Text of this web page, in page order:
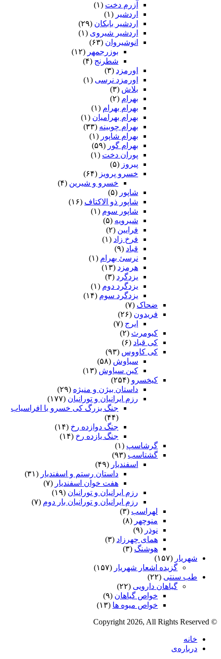
آزرم دخت (۱)
اردشیر (۱)
اردشیر بابکان (۲۹)
اردشیر شیروی (۱)
انوشیروان (۶۳)
بوزرجمهر (۱۲)
شطرنج (۴)
اورمزد (۳)
اورمزد نرسى‏ (۱)
بلاش (۳)
بهرام (۲)
بهرام بهرام (۱)
بهرام بهرامیان‏ (۱)
بهرام چوبینه (۳۳)
بهرام شاپور (۱)
بهرام گور (۵۹)
پوران دخت (۱)
پیروز (۵)
خسرو پرویز (۶۴)
خسرو و شیرین (۴)
شاپور (۵)
شاپور ذو الاکتاف (۱۶)
شاپور سوم‏ (۱)
شیرویه (۵)
فرایین (۲)
فرخ زاد (۱)
قباد (۹)
نرسئ بهرام‏ (۱)
هرمزد (۱۳)
یزدگرد (۳)
یزدگرد دوم (۱)
یزدگرد سوم (۱۴)
ضحاک (۷)
فریدون (۲۶)
ایرج (۷)
کیومرث (۲)
کی قباد (۶)
کی کاووس (۹۳)
سیاوش (۵۸)
کین سیاوش (۱۳)
کیخسرو (۲۵۴)
داستان بیژن و منیژه (۲۹)
رزم ایرانیان و تورانیان (۱۷۷)
جنگ بزرگ کی خسرو با افراسیاب
(۴۴)
جنگ دوازده رخ (۱۴)
جنگ یازده رخ (۱۴)
گرشاسپ (۱)
گشتاسب (۹۳)
اسفندیار (۴۹)
داستان رستم و اسفندیار (۳۱)
هفت خوان اسفندیار (۷)
رزم ایرانیان و تورانیان (۱۹)
رزم ایرانیان و تورانیان بار دوم (۷)
لهراسب (۳)
منوچهر (۸)
نوذر (۹)
هماى چهرزاد (۳)
هوشنگ (۳)
شهریار (۱۵۷)
گزیده اشعار شهریار (۱۵۷)
طب سنتی (۲۲)
گیاهان دارویی (۲۲)
خواص گیاهان (۹)
خواص میوه ها (۱۳)
© Copyright 2026, All Rights Reserved
خانه
درباره‌ی